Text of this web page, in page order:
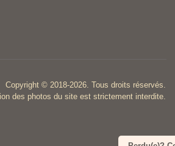
Copyright © 2018-2026. Tous droits réservés.
des photos du site est strictement interdite.